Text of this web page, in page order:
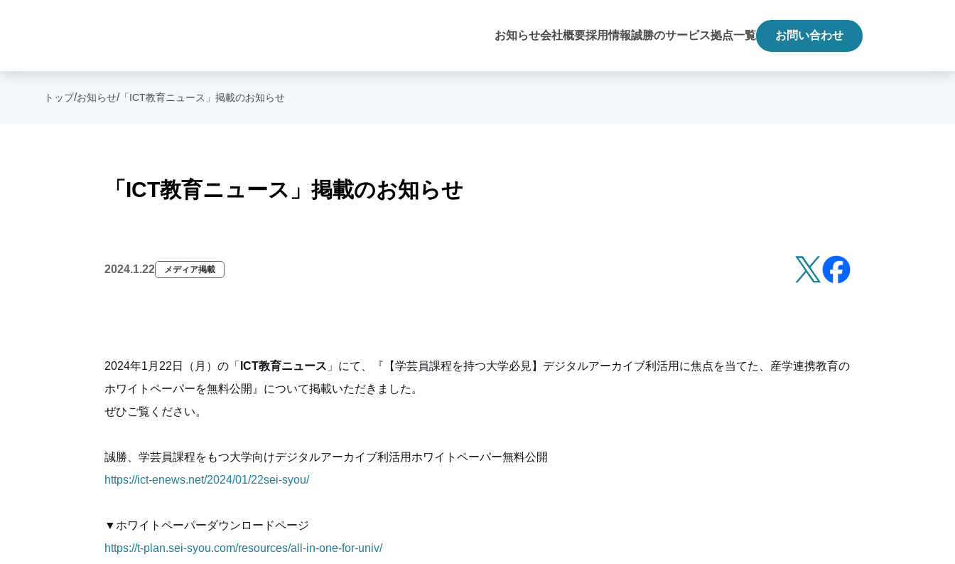
お知らせ会社概要採用情報誠勝のサービス拠点一覧 お問い合わせ
トップ/お知らせ/ 「ICT教育ニュース」掲載のお知らせ
「ICT教育ニュース」掲載のお知らせ
2024.1.22 メディア掲載
2024年1月22日（月）の「 ICT教育ニュース 」にて、『【学芸員課程を持つ大学必見】デジタルアーカイブ利活用に焦点を当てた、産学連携教育の
ホワイトペーパーを無料公開』について掲載いただきました。
ぜひご覧ください。
誠勝、学芸員課程をもつ大学向けデジタルアーカイブ利活用ホワイトペーパー無料公開
https://ict-enews.net/2024/01/22sei-syou/
▼ホワイトペーパーダウンロードページ
https://t-plan.sei-syou.com/resources/all-in-one-for-univ/